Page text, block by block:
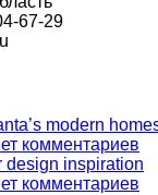
67-29
modern
комментариев
design inspiration
комментариев